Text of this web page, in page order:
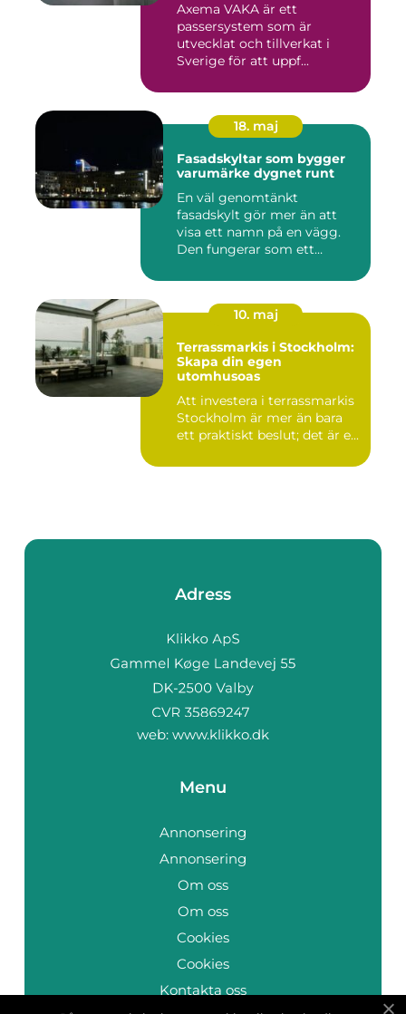
Axema VAKA är ett
passersystem som är
utvecklat och tillverkat i
Sverige för att uppf...
18. maj
Fasadskyltar som bygger
varumärke dygnet runt
En väl genomtänkt
fasadskylt gör mer än att
visa ett namn på en vägg.
Den fungerar som ett
10. maj
Terrassmarkis i Stockholm:
Skapa din egen
utomhusoas
Att investera i terrassmarkis
Stockholm är mer än bara
ett praktiskt beslut; det är e...
Adress
web: www.klikko.dk
Menu
Annonsering
Annonsering
Om oss
Om oss
Cookies
Cookies
Kontakta oss